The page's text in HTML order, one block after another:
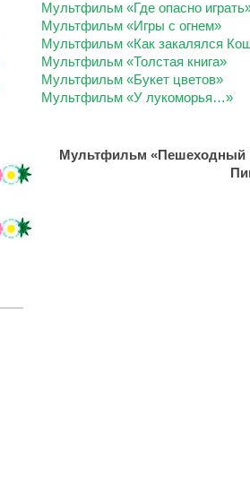
Мультфильм «Где опасно
Мультфильм «Игры с огнем»
Мультфильм «Как закалялся
Мультфильм «Толстая книга»
Мультфильм «Букет цветов»
Мультфильм «У лукоморья…»
Мультфильм «Пешеходный